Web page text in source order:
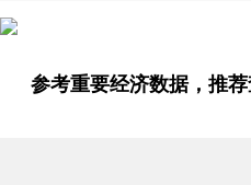
参考重要经济数据，推